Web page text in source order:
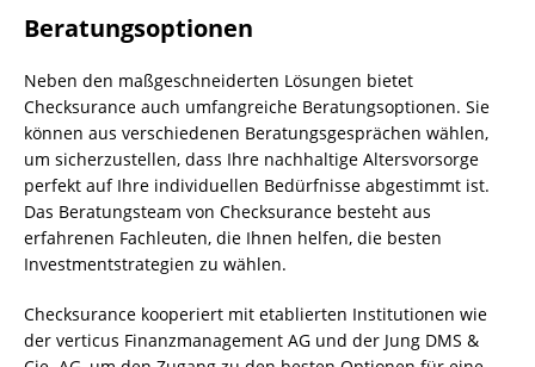
Beratungsoptionen
Neben den maßgeschneiderten Lösungen bietet
Checksurance auch umfangreiche Beratungsoptionen. Sie
können aus verschiedenen Beratungsgesprächen wählen,
um sicherzustellen, dass Ihre nachhaltige Altersvorsorge
perfekt auf Ihre individuellen Bedürfnisse abgestimmt ist.
Das Beratungsteam von Checksurance besteht aus
erfahrenen Fachleuten, die Ihnen helfen, die besten
Investmentstrategien zu wählen.
Checksurance kooperiert mit etablierten Institutionen wie
der verticus Finanzmanagement AG und der Jung DMS &